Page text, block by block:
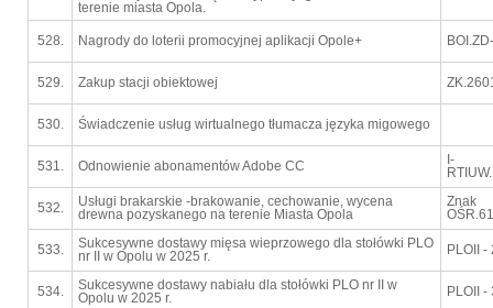
terenie miasta Opola.
528. Nagrody do loterii promocyjnej aplikacji Opole+
529. Zakup stacji obiektowej
530. Świadczenie usług wirtualnego tłumacza języka migowego
531. Odnowienie abonamentów Adobe CC
I-
532.
Usługi brakarskie -brakowanie, cechowanie, wycena
drewna pozyskanego na terenie Miasta Opola
Znak
533.
Sukcesywne dostawy mięsa wieprzowego dla stołówki PLO
nr II w Opolu w 2025 r.
PLOII
534.
Sukcesywne dostawy nabiału dla stołówki PLO nr II w
Opolu w 2025 r.
PLOII